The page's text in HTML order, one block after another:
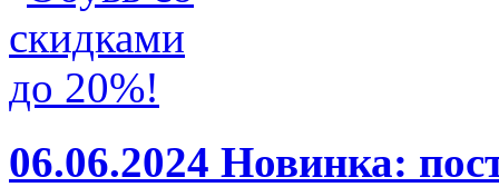
06.06.2024 Новинка: